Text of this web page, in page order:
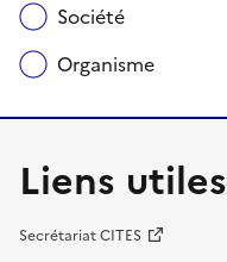
Société
Organisme
Liens utiles
Secrétariat CITES